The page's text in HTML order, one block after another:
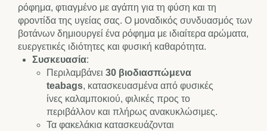
ρόφημα, φτιαγμένο με αγάπη για τη φύση και τη
φροντίδα της υγείας σας. Ο μοναδικός συνδυασμός των
βοτάνων δημιουργεί ένα ρόφημα με ιδιαίτερα αρώματα,
ευεργετικές ιδιότητες και φυσική καθαρότητα.
Συσκευασία:
Περιλαμβάνει 30 βιοδιασπώμενα
teabags, κατασκευασμένα από φυσικές
ίνες καλαμποκιού, φιλικές προς το
περιβάλλον και πλήρως ανακυκλώσιμες.
Τα φακελάκια κατασκευάζονται